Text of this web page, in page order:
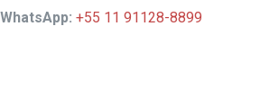
WhatsApp: +55 11 91128-8899